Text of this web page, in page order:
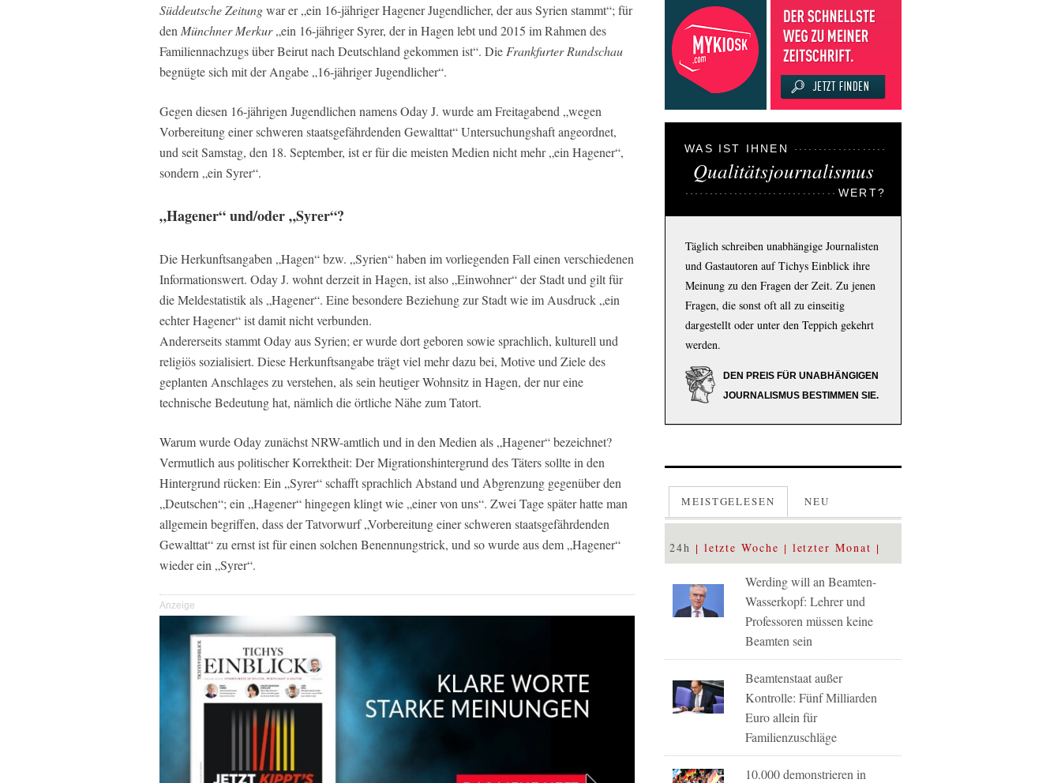
Süddeutsche Zeitungwar er „ein 16-jähriger Hagener Jugendlicher, der aus Syrien stammt“; für
den Münchner Merkur„ein 16-jähriger Syrer, der in Hagen lebt und 2015 im Rahmen des
Familiennachzugs über Beirut nach Deutschland gekommen ist“. Die Frankfurter Rundschau
begnügte sich mit der Angabe „16-jähriger Jugendlicher“.
Gegen diesen 16-jährigen Jugendlichen namens Oday J. wurde am Freitagabend „wegen
Vorbereitung einer schweren staatsgefährdenden Gewalttat“ Untersuchungshaft angeordnet,
und seit Samstag, den 18. September, ist er für die meisten Medien nicht mehr „ein Hagener“,
sondern „ein Syrer“.
„Hagener“ und/oder „Syrer“?
Die Herkunftsangaben „Hagen“ bzw. „Syrien“ haben im vorliegenden Fall einen verschiedenen
Informationswert. Oday J. wohnt derzeit in Hagen, ist also „Einwohner“ der Stadt und gilt für
die Meldestatistik als „Hagener“. Eine besondere Beziehung zur Stadt wie im Ausdruck „ein
echter Hagener“ ist damit nicht verbunden.
Andererseits stammt Oday aus Syrien; er wurde dort geboren sowie sprachlich, kulturell und
religiös sozialisiert. Diese Herkunftsangabe trägt viel mehr dazu bei, Motive und Ziele des
geplanten Anschlages zu verstehen, als sein heutiger Wohnsitz in Hagen, der nur eine
technische Bedeutung hat, nämlich die örtliche Nähe zum Tatort.
Warum wurde Oday zunächst NRW-amtlich und in den Medien als „Hagener“ bezeichnet?
Vermutlich aus politischer Korrektheit: Der Migrationshintergrund des Täters sollte in den
Hintergrund rücken: Ein „Syrer“ schafft sprachlich Abstand und Abgrenzung gegenüber den
„Deutschen“; ein „Hagener“ hingegen klingt wie „einer von uns“. Zwei Tage später hatte man
allgemein begriffen, dass der Tatvorwurf „Vorbereitung einer schweren staatsgefährdenden
Gewalttat“ zu ernst ist für einen solchen Benennungstrick, und so wurde aus dem „Hagener“
wieder ein „Syrer“.
Anzeige
WAS IST IHNEN
Qualitätsjournalismus
WERT?
Täglich schreiben unabhängige Journalisten
und Gastautoren auf Tichys Einblick ihre
Meinung zu den Fragen der Zeit. Zu jenen
Fragen, die sonst oft all zu einseitig
dargestellt oder unter den Teppich gekehrt
werden.
DEN PREIS FÜR UNABHÄNGIGEN
JOURNALISMUS BESTIMMEN SIE.
MEISTGELESEN NEU
24h letzte Woche letzter Monat
Werding will an Beamten-
Wasserkopf: Lehrer und
Professoren müssen keine
Beamten sein
Beamtenstaat außer
Kontrolle: Fünf Milliarden
Euro allein für
Familienzuschläge
10.000 demonstrieren in